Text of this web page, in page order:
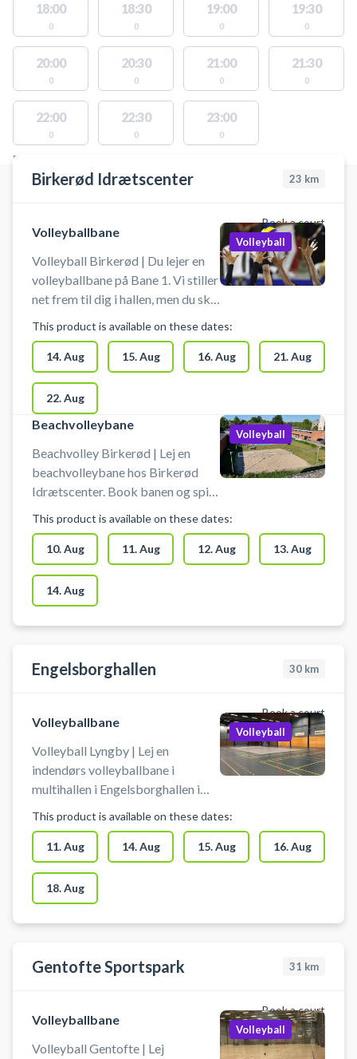
18:00
0
18:30
0
19:00
0
19:30
0
20:00
0
20:30
0
21:00
0
21:30
0
22:00
0
22:30
0
23:00
0
FACILITIES WITH AVAILABLE ACTIVITIES
Birkerød Idrætscenter 23 km
Book a court
Volleyballbane
Volleyball Birkerød | Du lejer en
volleyballbane på Bane 1. Vi stiller
net frem til dig i hallen, men du skal
yderligere udstyr, så husk at
medbringe bolde. Der er mulighed
for omklædning og bad.
Volleyball
This product is available on these dates:
14. Aug 15. Aug 16. Aug 21. Aug
22. Aug
Beachvolleybane
Beachvolley Birkerød | Lej en
beachvolleybane hos Birkerød
Idrætscenter. Book banen og spil
Nordsjælland. Der er gode
parkeringsmuligheder. Medbring
selv bolde.
Volleyball
This product is available on these dates:
10. Aug 11. Aug 12. Aug 13. Aug
14. Aug
Engelsborghallen 30 km
Book a court
Volleyballbane
Volleyball Lyngby | Lej en
indendørs volleyballbane i
multihallen i Engelsborghallen i
omklædning.
Volleyball
This product is available on these dates:
11. Aug 14. Aug 15. Aug 16. Aug
18. Aug
Gentofte Sportspark 31 km
Book a court
Volleyballbane
Volleyball Gentofte | Lej
Volleyball